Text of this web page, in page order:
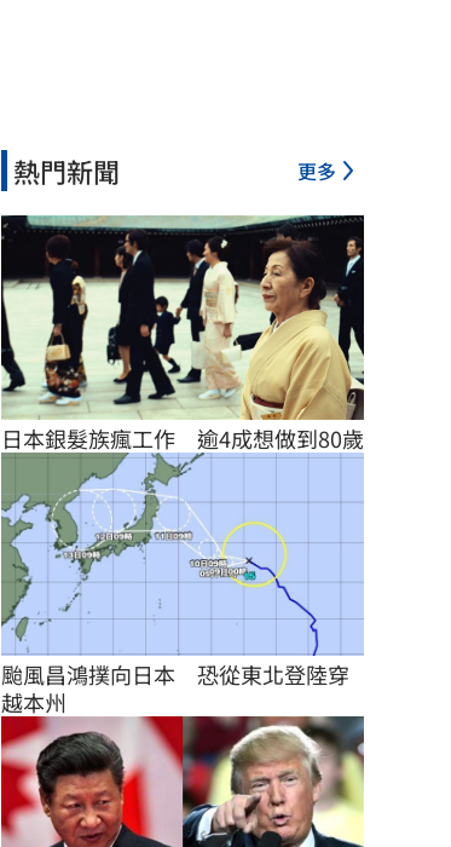
熱門新聞 更多
日本銀髮族瘋工作　逾4成想做到80歲
颱風昌鴻撲向日本　恐從東北登陸穿
越本州